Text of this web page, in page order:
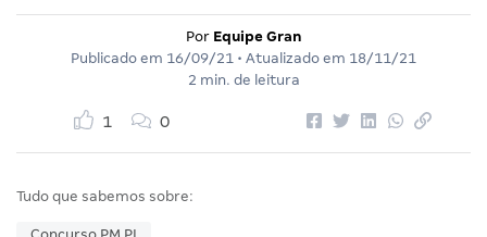
Por Equipe Gran
Publicado em 16/09/21 • Atualizado em 18/11/21
2 min. de leitura
1 0
Tudo que sabemos sobre: